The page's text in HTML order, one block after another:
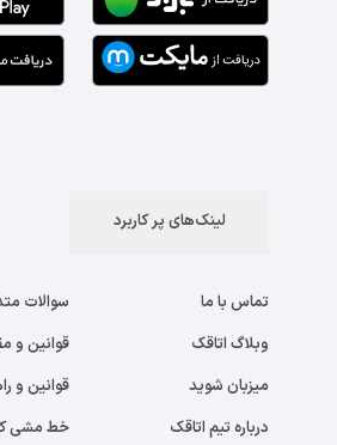
لینک‌های پر کاربرد
تماس با ما
وبلاگ اتاقک
میزبان شوید
درباره تیم اتاقک
سوالات
قوانین و
قوانین و
خط مشی